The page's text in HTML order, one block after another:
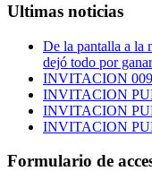
Ultimas noticias
De la pantalla a la
dejó todo por
INVITACION
INVITACION
INVITACION
INVITACION
Formulario de